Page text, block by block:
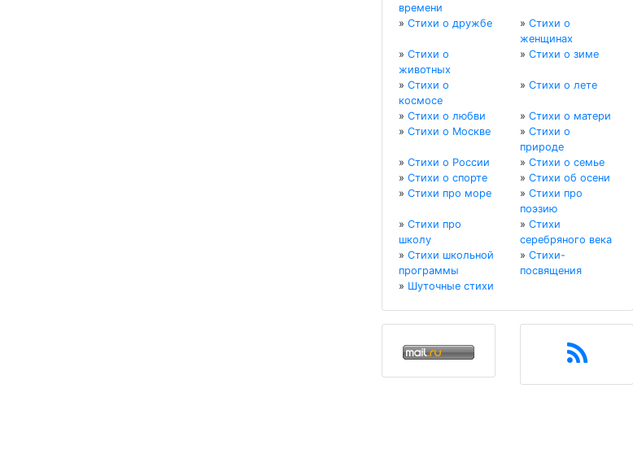
времени
» Стихи о дружбе » Стихи о
женщинах
» Стихи о
животных
» Стихи о зиме
» Стихи о
космосе
» Стихи о лете
» Стихи о любви » Стихи о матери
» Стихи о Москве » Стихи о
природе
» Стихи о России » Стихи о семье
» Стихи о спорте » Стихи об осени
» Стихи про море » Стихи про
поэзию
» Стихи про
школу
» Стихи
серебряного века
» Стихи школьной
программы
» Стихи-
посвящения
» Шуточные стихи